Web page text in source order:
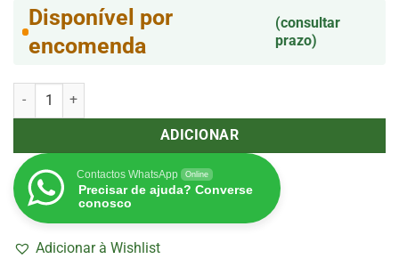
Disponível por
encomenda
(consultar
prazo)
Quantidade de Suporte para Mesa de Cultivo 101 x 204cm (47-
ADICIONAR
Contactos WhatsApp Online
Precisar de ajuda? Converse
conosco
Adicionar à Wishlist